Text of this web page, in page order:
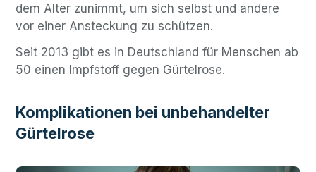
dem Alter zunimmt, um sich selbst und andere
vor einer Ansteckung zu schützen.
Seit 2013 gibt es in Deutschland für Menschen ab
50 einen Impfstoff gegen Gürtelrose.
Komplikationen bei unbehandelter
Gürtelrose